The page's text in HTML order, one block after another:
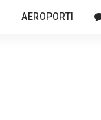
AEROPORTI